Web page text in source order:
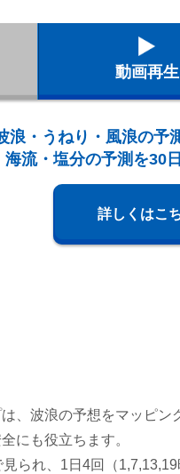
動画再生
浪・うねり・風浪の予
海流・塩分の予測を30
詳しくはこ
、波浪の予想をマッピン
にも役立ちます。
られ、1日4回（1,7,13,19